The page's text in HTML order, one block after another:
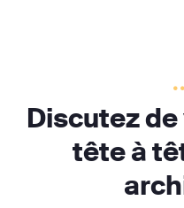
Discutez
tête à